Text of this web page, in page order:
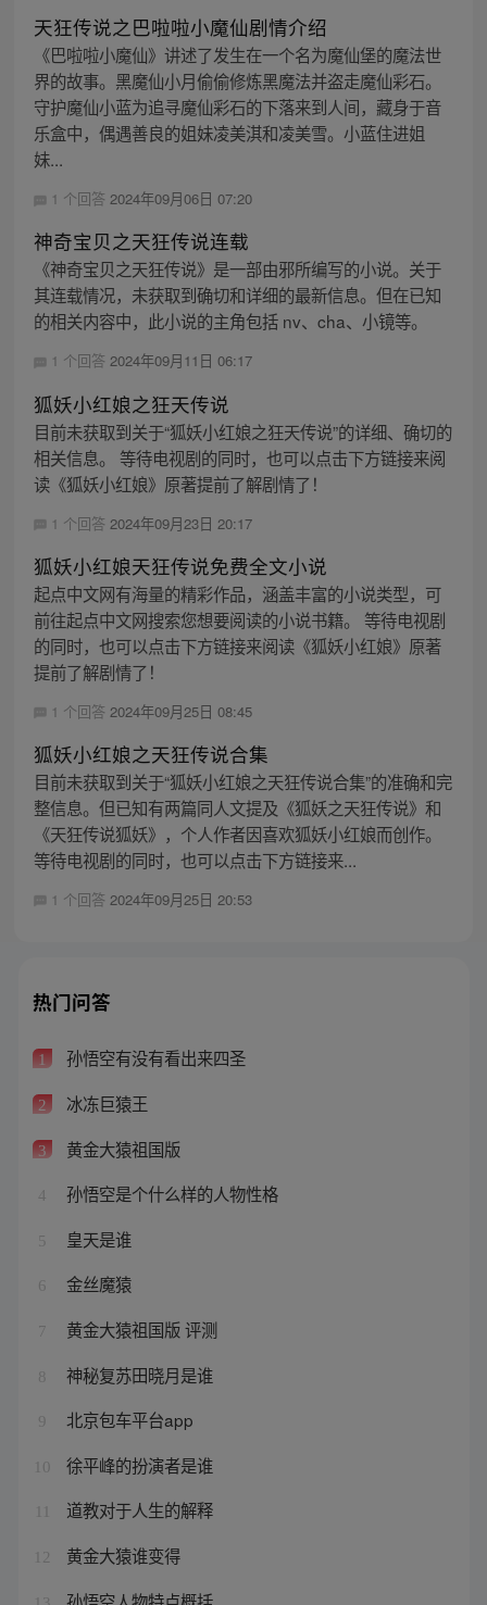
天狂传说之巴啦啦小魔仙剧情介绍
《巴啦啦小魔仙》讲述了发生在一个名为魔仙堡的魔法世
界的故事。黑魔仙小月偷偷修炼黑魔法并盗走魔仙彩石。
守护魔仙小蓝为追寻魔仙彩石的下落来到人间，藏身于音
乐盒中，偶遇善良的姐妹凌美淇和凌美雪。小蓝住进姐
妹...
1 个回答 2024年09月06日 07:20
神奇宝贝之天狂传说连载
《神奇宝贝之天狂传说》是一部由邪所编写的小说。关于
其连载情况，未获取到确切和详细的最新信息。但在已知
的相关内容中，此小说的主角包括 nv、cha、小镜等。
1 个回答 2024年09月11日 06:17
狐妖小红娘之狂天传说
目前未获取到关于“狐妖小红娘之狂天传说”的详细、确切的
相关信息。 等待电视剧的同时，也可以点击下方链接来阅
读《狐妖小红娘》原著提前了解剧情了！
1 个回答 2024年09月23日 20:17
狐妖小红娘天狂传说免费全文小说
起点中文网有海量的精彩作品，涵盖丰富的小说类型，可
前往起点中文网搜索您想要阅读的小说书籍。 等待电视剧
的同时，也可以点击下方链接来阅读《狐妖小红娘》原著
提前了解剧情了！
1 个回答 2024年09月25日 08:45
狐妖小红娘之天狂传说合集
目前未获取到关于“狐妖小红娘之天狂传说合集”的准确和完
整信息。但已知有两篇同人文提及《狐妖之天狂传说》和
《天狂传说狐妖》，个人作者因喜欢狐妖小红娘而创作。
等待电视剧的同时，也可以点击下方链接来...
1 个回答 2024年09月25日 20:53
热门问答
1 孙悟空有没有看出来四圣
2 冰冻巨猿王
3 黄金大猿祖国版
4 孙悟空是个什么样的人物性格
5 皇天是谁
6 金丝魔猿
7 黄金大猿祖国版 评测
8 神秘复苏田晓月是谁
9 北京包车平台app
10 徐平峰的扮演者是谁
道教对于人生的解释
12 黄金大猿谁变得